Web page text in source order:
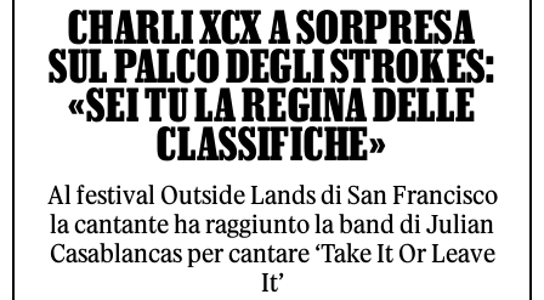
CHARLI XCX A SORPRESA
SUL PALCO DEGLI STROKES:
«SEI TU LA REGINA DELLE
CLASSIFICHE»
Al festival Outside Lands di San Francisco
la cantante ha raggiunto la band di Julian
Casablancas per cantare ‘Take It Or Leave
It’